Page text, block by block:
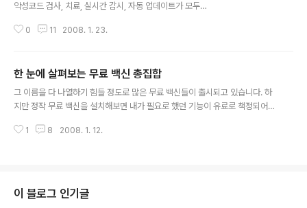
악성코드 검사, 치료, 실시간 감시, 자동 업데이트가 모두
버 툴바를 설치하지 않고 단독으로 설치하여 사용합니다.
용할 수 있습니다. 현재 네이버 PC그린은 카스퍼스키 (Ka
spersky) 엔진과 저로서는 처음 들어보는 유디코스모 (U
DCOSMO) 의 엔진을 사용하고 있는데, 머지않아 빛자루
우리도 PC그린에 엔진을 공급할 것으로 보입니다. 몇몇 신
0 11 2008. 1. 23.
한 눈에 살펴보는 무료 백신 총집합
그 이름을 다 나열하기 힘들 정도로 많은 무료 백신들이 출시되고 있습니다. 하
지만 정작 무료 백신을 설치해보면 내가 필요로 했던 기능이 유료로 책정되어
자, 무료 백신들이 유료 결제를 요구하지 않고 완전히 무료로만 제공하고 있는
이지만 보다 다양한 무료 백신을 비교하기 위해 검사와 치료가 무료로 제공되면
일단 무료 백신의 범주에 넣도록 하겠습니다. :) 잘못된 내용이나 변경된 사항,
1 8 2008. 1. 12.
이 블로그 인기글